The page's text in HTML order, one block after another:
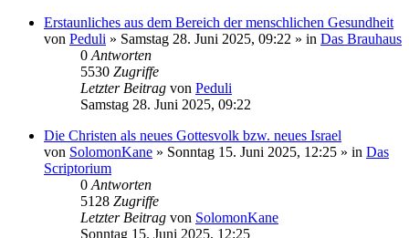
Erstaunliches aus dem Bereich der menschlichen Gesundheit
von Peduli » Samstag 28. Juni 2025, 09:22 » in Das Brauhaus
0 Antworten
5530 Zugriffe
Letzter Beitrag von Peduli
Samstag 28. Juni 2025, 09:22
Die Christen als neues Gottesvolk bzw. neues Israel
von SolomonKane » Sonntag 15. Juni 2025, 12:25 » in Das
Scriptorium
0 Antworten
5128 Zugriffe
Letzter Beitrag von SolomonKane
Sonntag 15. Juni 2025, 12:25